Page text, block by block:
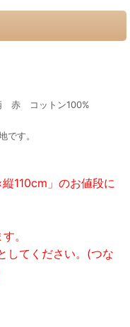
赤 コットン100%
です。
110cm」のお値段に
。
してください。(つな